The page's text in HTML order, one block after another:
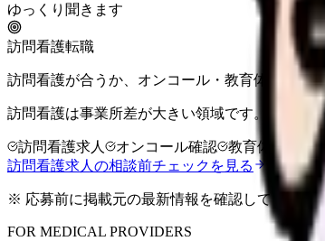
ゆっくり聞きます
訪問看護転職
訪問看護が合うか、オンコール・教育体制まで
訪問看護は事業所差が大きい領域です。同行訪
訪問看護求人 オンコール確認
教育体制
訪問看護求人の相談前チェックを見る
※ 応募前に掲載元の最新情報を確認してください
FOR MEDICAL PROVIDERS